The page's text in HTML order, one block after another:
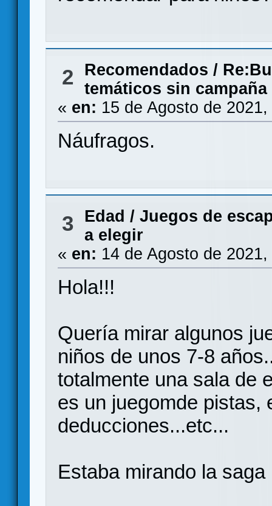
2 Recomendados /
temáticos sin campaña
« en: 15 de Agosto de
Náufragos.
3 Edad / Juegos de
a elegir
« en: 14 de Agosto de
Hola!!!
Quería mirar algunos
niños de unos 7-8
totalmente una sala de
es un juegomde pistas,
deducciones...etc...
Estaba mirando la